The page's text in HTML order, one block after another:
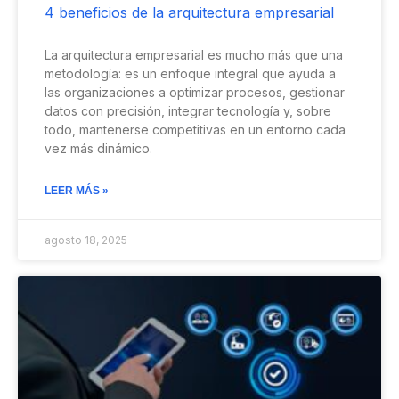
4 beneficios de la arquitectura empresarial
La arquitectura empresarial es mucho más que una
metodología: es un enfoque integral que ayuda a
las organizaciones a optimizar procesos, gestionar
datos con precisión, integrar tecnología y, sobre
todo, mantenerse competitivas en un entorno cada
vez más dinámico.
LEER MÁS »
agosto 18, 2025